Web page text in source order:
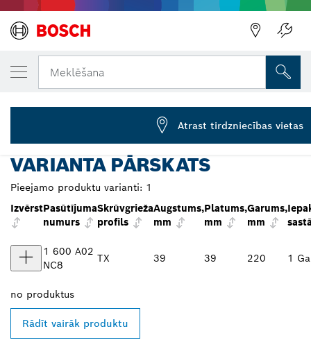
Meklēšana
...
VDE standartam atbilstošs skrūvgriezis TX25x100 mm,
JŪSU IZVĒLĒTAIS VARIANTS
VDE standartam atbilstošs skrūvgriezis,
1 600 A02 NC8
Atrast tirdzniecības vietas
VARIANTA PĀRSKATS
Pieejamo produktu varianti: 1
IzvērstPasūtījuma
numurs
Skrūvgrieža
profils
Augstums,
mm
Platums,
mm
Garums,
mm
1 600 A02
NC8
TX 39 39 220 1
no produktus
Rādīt vairāk produktu